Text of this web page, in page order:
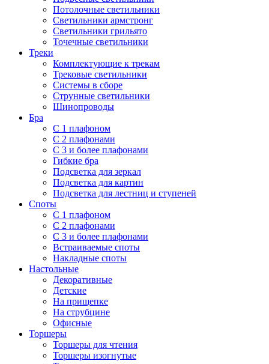
Потолочные светильники
Светильники армстронг
Светильники грильято
Точечные светильники
Треки
Комплектующие к трекам
Трековые светильники
Системы в сборе
Струнные светильники
Шинопроводы
Бра
С 1 плафоном
С 2 плафонами
С 3 и более плафонами
Гибкие бра
Подсветка для зеркал
Подсветка для картин
Подсветка для лестниц и ступеней
Споты
С 1 плафоном
С 2 плафонами
С 3 и более плафонами
Встраиваемые споты
Накладные споты
Настольные
Декоративные
Детские
На прищепке
На струбцине
Офисные
Торшеры
Торшеры для чтения
Торшеры изогнутые